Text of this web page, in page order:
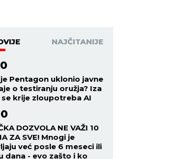
NAJČITANIJE
Pentagon uklonio javne
o testiranju oružja? Iza
se krije zloupotreba AI
DOZVOLA NE VAŽI 10
ZA SVE! Mnogi je
već posle 6 meseci ili
dana - evo zašto i ko